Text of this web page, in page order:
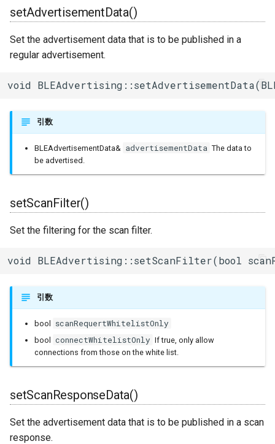
setAdvertisementData()
Set the advertisement data that is to be published in a
regular advertisement.
void
引数
BLEAdvertisementData& advertisementData The data to
be advertised.
setScanFilter()
Set the filtering for the scan filter.
void BLEAdvertising::setScanFilter(bool
引数
bool scanRequertWhitelistOnly
bool connectWhitelistOnly If true, only allow
connections from those on the white list.
setScanResponseData()
Set the advertisement data that is to be published in a scan
response.